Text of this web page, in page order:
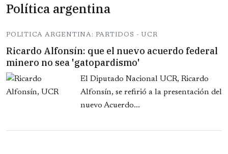
Política argentina
POLITICA ARGENTINA: PARTIDOS - UCR
Ricardo Alfonsín: que el nuevo acuerdo federal
minero no sea 'gatopardismo'
El Diputado Nacional UCR, Ricardo
Alfonsín, se refirió a la presentación del
nuevo Acuerdo...